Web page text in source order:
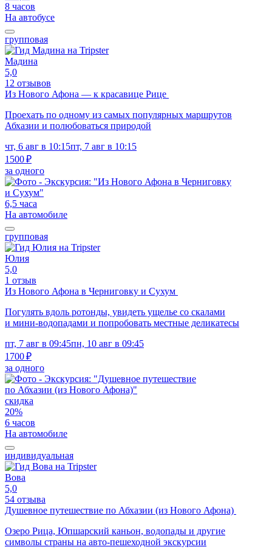
8 часов
На автобусе
групповая
Мадина
5,0
12 отзывов
Из Нового Афона — к красавице Рице
Проехать по одному из самых популярных маршрутов
Абхазии и полюбоваться природой
чт, 6 авг в 10:15пт, 7 авг в 10:15
1500 ₽
за одного
6,5 часа
На автомобиле
групповая
Юлия
5,0
1 отзыв
Из Нового Афона в Черниговку и Сухум
Погулять вдоль ротонды, увидеть ущелье со скалами
и мини-водопадами и попробовать местные деликатесы
пт, 7 авг в 09:45пн, 10 авг в 09:45
1700 ₽
за одного
скидка
20%
6 часов
На автомобиле
индивидуальная
Вова
5,0
54 отзыва
Душевное путешествие по Абхазии (из Нового Афона)
Озеро Рица, Юпшарский каньон, водопады и другие
символы страны на авто-пешеходной экскурсии